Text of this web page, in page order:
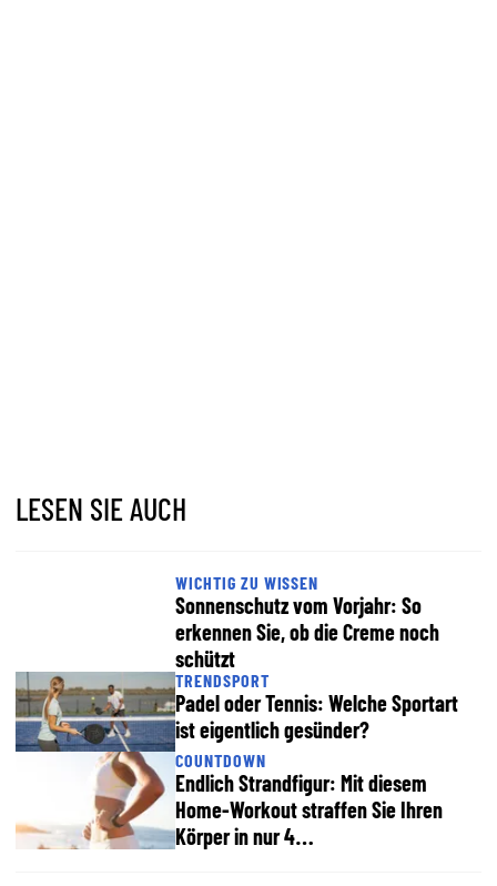
LESEN SIE AUCH
WICHTIG ZU WISSEN
Sonnenschutz vom Vorjahr: So
erkennen Sie, ob die Creme noch
schützt
TRENDSPORT
Padel oder Tennis: Welche Sportart
ist eigentlich gesünder?
COUNTDOWN
Endlich Strandfigur: Mit diesem
Home-Workout straffen Sie Ihren
Körper in nur 4…